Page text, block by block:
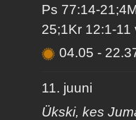
Ps 77:14-
25;1Kr 12:1-11
04.05-
11. juuni
Ükski, kes